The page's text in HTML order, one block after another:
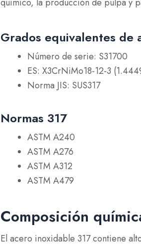
Grados equivalentes de
Número de serie: S31700
ES: X3CrNiMo18-12-3
Norma JIS: SUS317
Normas 317
ASTM A240
ASTM A276
ASTM A312
ASTM A479
Composición
El acero inoxidable 317 contiene